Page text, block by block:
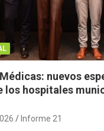
nuevos
los hospitales
Informe 21